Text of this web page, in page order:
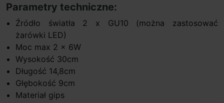
Parametry techniczne:
Źródło światła 2 x GU10 (można zastosować
żarówki LED)
Moc max 2 x 6W
Wysokość 30cm
Długość 14,8cm
Głębokość 9cm
Materiał gips